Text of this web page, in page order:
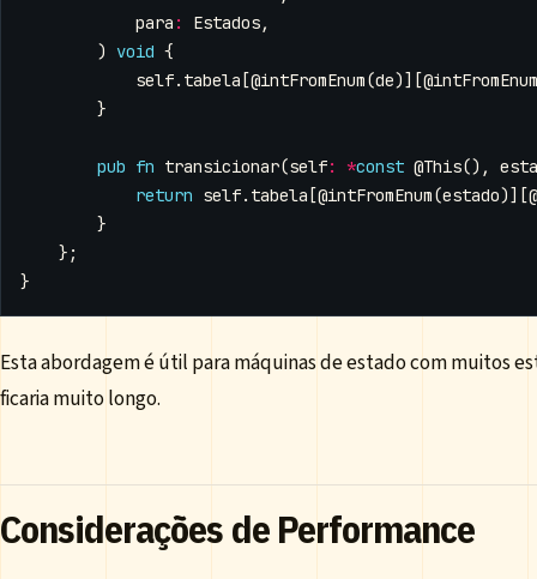
para : Estados,
)
void {
self. tabela [@intFromEnum(de)][@intFromEnum
}
pub fn transicionar(self: *const @This(),
return self. tabela [@intFromEnum(estado)][
}
};
}
Esta abordagem é útil para máquinas de estado com muitos
ficaria muito longo.
Considerações de Performance